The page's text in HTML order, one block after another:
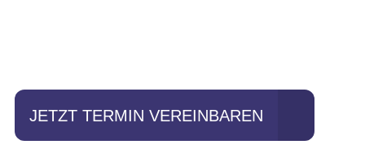
JETZT TERMIN VEREINBAREN